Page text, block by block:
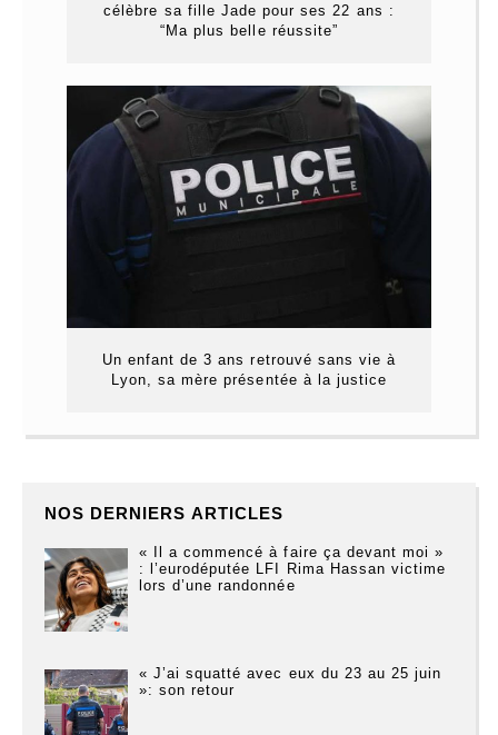
célèbre sa fille Jade pour ses 22 ans :
“Ma plus belle réussite”
Un enfant de 3 ans retrouvé sans vie à
Lyon, sa mère présentée à la justice
NOS DERNIERS ARTICLES
« Il a commencé à faire ça devant moi »
: l’eurodéputée LFI Rima Hassan victime
lors d’une randonnée
« J’ai squatté avec eux du 23 au 25 juin
»: son retour